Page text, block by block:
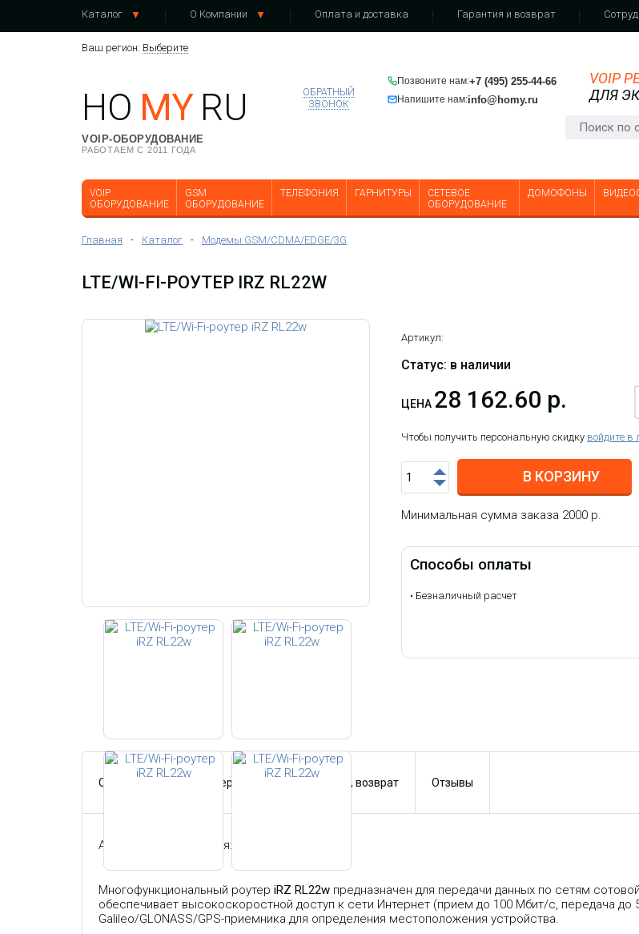
Каталог О Компании Оплата и доставка Гарантия и возврат
Ваш регион: Выберите
HO MY RU
VOIP-ОБОРУДОВАНИЕ
РАБОТАЕМ С 2011 ГОДА
Позвоните нам:+7 (495) 255-44-66
Напишите нам:info@homy.ru
ОБРАТНЫЙ
ЗВОНОК
VOIP
ДЛЯ
VOIP
ОБОРУДОВАНИЕ
GSM
ОБОРУДОВАНИЕ
ТЕЛЕФОНИЯ ГАРНИТУРЫ
СЕТЕВОЕ
ОБОРУДОВАНИЕ
ДОМОФОНЫ
Главная - Каталог - Модемы GSM/CDMA/EDGE/3G
LTE/WI-FI-РОУТЕР IRZ RL22W
Артикул:
Статус: в наличии
ЦЕНА 28 162.60 р.
Чтобы получить персональную скидку войдите в
В КОРЗИНУ
Минимальная сумма заказа 2000 р.
Способы оплаты
• Безналичный расчет
Описание Характеристики Гарантия, возврат Отзывы
Артикул производителя:
Многофункциональный роутер iRZ RL22w предназначен для передачи данных по сетям
обеспечивает высокоскоростной доступ к сети Интернет (прием до 100 Мбит/с, передача
Galileo/GLONASS/GPS-приемника для определения местоположения устройства.